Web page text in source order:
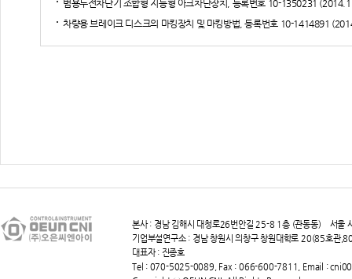
범용누전차단기 조합형 지능형 아크차단장치, 등록번호 10-1350231
차량용 브레이크 디스크의 마킹장치 및 마킹방법, 등록번호 10-1414891
본사 : 경남 김해시 대청로26번안길 25-8 1층 (관동동) 서울
기업부설연구소 : 경남 창원시 의창구 창원대학로 20(85호관
대표자 : 진종호
Tel : 070-5025-0089, Fax : 066-600-7811, Email :